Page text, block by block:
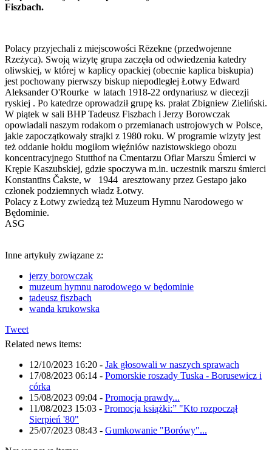
Fiszbach.
Polacy przyjechali z miejscowości Rēzekne (przedwojenne
Rzeżyca). Swoją wizytę grupa zaczęła od odwiedzenia katedry
oliwskiej, w której w kaplicy opackiej (obecnie kaplica biskupia)
jest pochowany pierwszy biskup niepodległej Łotwy Edward
Aleksander O'Rourke w latach 1918-22 ordynariusz w diecezji
ryskiej . Po katedrze oprowadził grupę ks. prałat Zbigniew Zieliński.
W piątek w sali BHP Tadeusz Fiszbach i Jerzy Borowczak
opowiadali naszym rodakom o przemianach ustrojowych w Polsce,
jakie zapoczątkowały strajki z 1980 roku. W programie wizyty jest
też oddanie hołdu mogiłom więźniów nazistowskiego obozu
koncentracyjnego Stutthof na Cmentarzu Ofiar Marszu Śmierci w
Krępie Kaszubskiej, gdzie spoczywa m.in. uczestnik marszu śmierci
Konstantīns Čakste, w 1944 aresztowany przez Gestapo jako
członek podziemnych władz Łotwy.
Polacy z Łotwy zwiedzą też Muzeum Hymnu Narodowego w
Będominie.
ASG
Inne artykuły związane z:
jerzy borowczak
muzeum hymnu narodowego w będominie
tadeusz fiszbach
wanda krukowska
Tweet
Related news items:
12/10/2023 16:20 - Jak głosowali w naszych sprawach
17/08/2023 06:14 - Pomorskie roszady Tuska - Borusewicz i
córka
15/08/2023 09:04 - Promocja prawdy...
11/08/2023 15:03 - Promocja książki:” "Kto rozpoczął
Sierpień '80"
25/07/2023 08:43 - Gumkowanie "Borówy"...